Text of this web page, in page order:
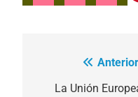
Navegación
La Unión